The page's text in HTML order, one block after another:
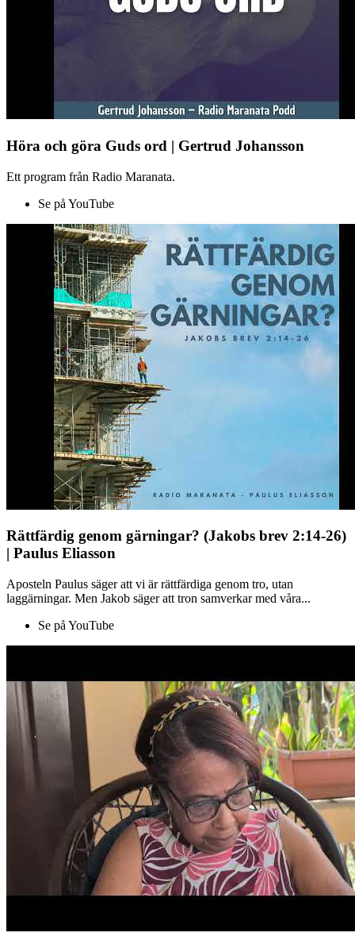
Höra och göra Guds ord | Gertrud Johansson
Ett program från Radio Maranata.
Se på YouTube
Rättfärdig genom gärningar? (Jakobs brev 2:14-26)
| Paulus Eliasson
Aposteln Paulus säger att vi är rättfärdiga genom tro, utan
laggärningar. Men Jakob säger att tron samverkar med våra...
Se på YouTube